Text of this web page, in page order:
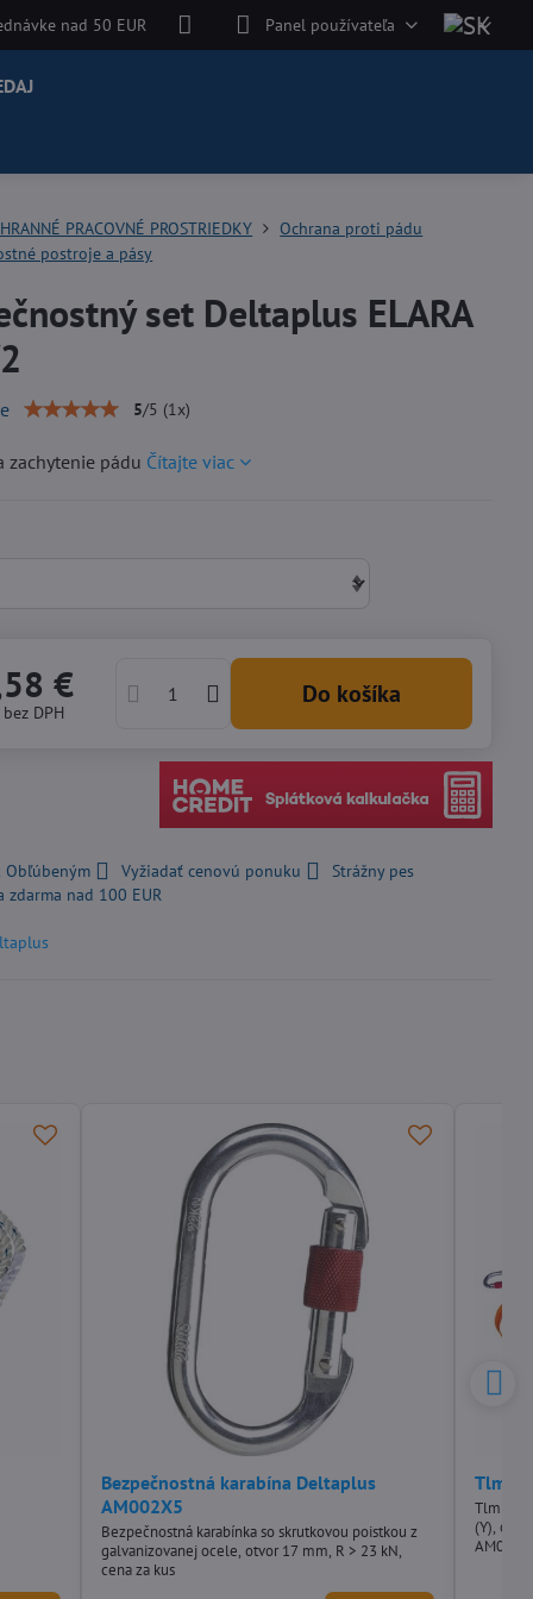
nad 50 EUR Panel používateľa
PRACOVNÉ PROSTRIEDKY
Ochrana proti pádu
postroje a pásy
set Deltaplus ELARA
5/5 (1x)
zachytenie pádu Čítajte viac
€
bez DPH
Do košíka
Obľúbeným Vyžiadať cenovú ponuku
Strážny pes
zdarma nad 100 EUR
Bezpečnostná karabína Deltaplus
AM002X5
Bezpečnostná karabínka so skrutkovou poistkou z
galvanizovanej ocele, otvor 17 mm, R > 23 kN,
cena za kus
Tlmič
Tlmič
(Y), oká
AM022,